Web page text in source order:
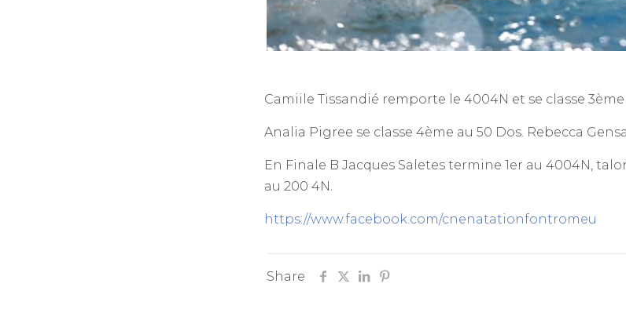
Camiile Tissandié remporte le 4004N et se classe
Analia Pigree se classe 4ème au 50 Dos. Rebecca
En Finale B Jacques Saletes termine 1er au 4004N,
au 200 4N.
https://www.facebook.com/cnenatationfontromeu
Share